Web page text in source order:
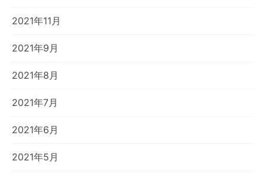
2021年11月
2021年9月
2021年8月
2021年7月
2021年6月
2021年5月